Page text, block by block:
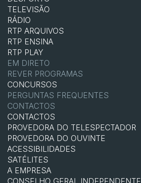
TELEVISÃO
RÁDIO
RTP ARQUIVOS
RTP ENSINA
RTP PLAY
EM DIRETO
REVER PROGRAMAS
CONCURSOS
PERGUNTAS FREQUENTES
CONTACTOS
CONTACTOS
PROVEDORA DO TELESPECTADOR
PROVEDORA DO OUVINTE
ACESSIBILIDADES
SATÉLITES
A EMPRESA
CONSELHO GERAL INDEPENDENTE